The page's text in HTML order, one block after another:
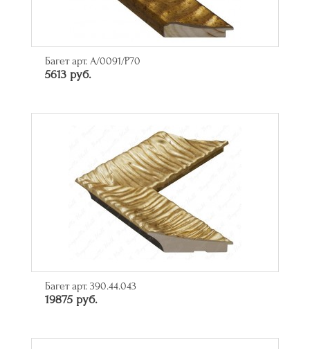
Багет арт. A/0091/P70
5613 руб.
Багет арт. 390.44.043
19875 руб.